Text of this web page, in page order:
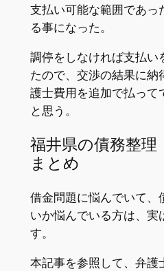
支払い可能な範囲であっ
る事になった。
調停をしなければ支払い
たので、交渉の結果に納
護士費用を追加で払って
と思う。
福井県の債務整理
まとめ
借金問題に悩んでいて、
いか悩んでいる方は、実
す。
本記事を参照して、弁護